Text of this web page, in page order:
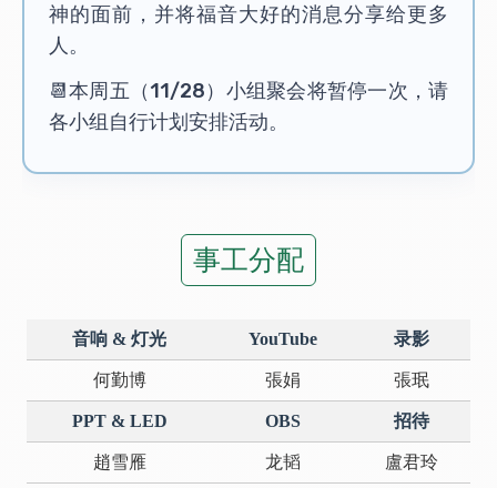
神的面前，并将福音大好的消息分享给更多
人。
📆本周五（11/28）小组聚会将暂停一次，请
各小组自行计划安排活动。
事工分配
音响 & 灯光 YouTube 录影
何勤博 張娟 張珉
PPT & LED OBS 招待
趙雪雁 龙韬 盧君玲